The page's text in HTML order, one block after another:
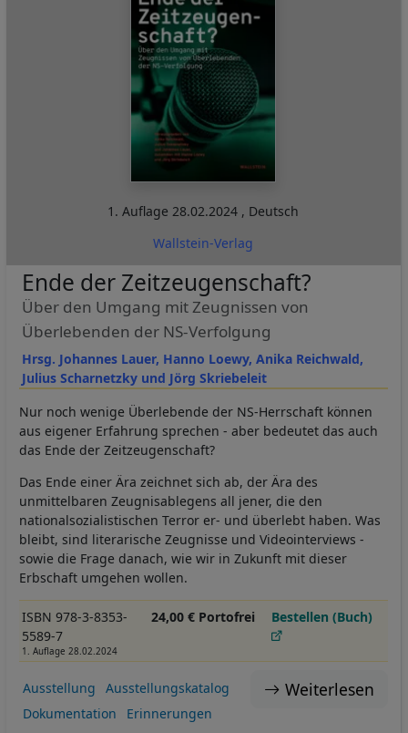
1. Auflage28.02.2024 , Deutsch
Wallstein-Verlag
Hrsg. Johannes Lauer, Hanno Loewy, Anika Reichwald,
Julius Scharnetzky und Jörg Skriebeleit
Ende der Zeitzeugenschaft?
Über den Umgang mit Zeugnissen von
Überlebenden der NS-Verfolgung
Nur noch wenige Überlebende der NS-Herrschaft können
aus eigener Erfahrung sprechen - aber bedeutet das auch
das Ende der Zeitzeugenschaft?
Das Ende einer Ära zeichnet sich ab, der Ära des
unmittelbaren Zeugnisablegens all jener, die den
nationalsozialistischen Terror er- und überlebt haben. Was
bleibt, sind literarische Zeugnisse und Videointerviews -
sowie die Frage danach, wie wir in Zukunft mit dieser
Erbschaft umgehen wollen.
ISBN 978-3-8353-
5589-7
1. Auflage 28.02.2024
24,00 € Portofrei Bestellen (Buch)
Weiterlesen
Ausstellung
Ausstellungskatalog
Dokumentation
Erinnerungen